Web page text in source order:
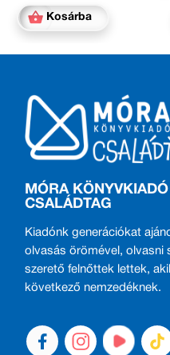
Kosárba
MÓRA
CSALÁDTAG
Kiadónk generációkat
olvasás örömével, olvasni
szerető felnőttek lettek,
következő nemzedéknek.